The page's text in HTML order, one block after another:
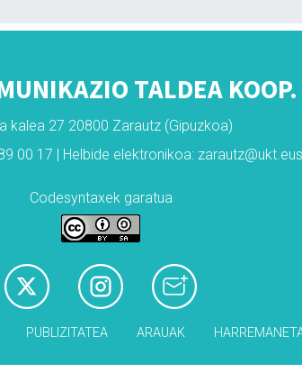
TALDEA
kalea 27 20800 Zarautz (Gipuzkoa)
00 17 | Helbide elektronikoa: zarautz@ukt.eus
Codesyntaxek garatua
PUBLIZITATEA ARAUAK